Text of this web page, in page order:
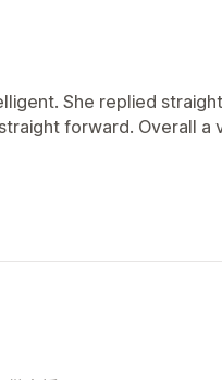
She replied
forward. Overall a